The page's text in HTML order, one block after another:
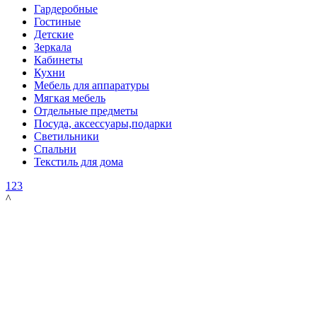
Гардеробные
Гостиные
Детские
Зеркала
Кабинеты
Кухни
Мебель для аппаратуры
Мягкая мебель
Отдельные предметы
Посуда, аксессуары,подарки
Светильники
Спальни
Текстиль для дома
1 23
^